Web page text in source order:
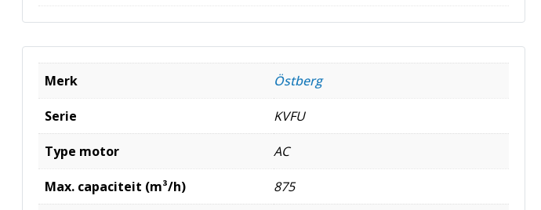
Merk Östberg
Serie KVFU
Type motor AC
Max. capaciteit (m³/h) 875